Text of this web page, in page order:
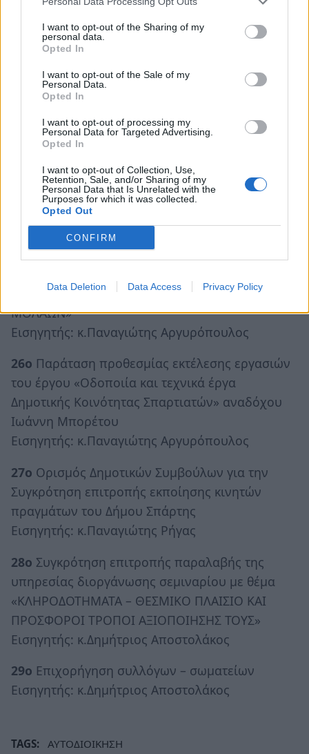
I want to opt-out of the Sharing of my
personal data.
Opted In
I want to opt-out of the Sale of my
Personal Data.
Opted In
I want to opt-out of processing my
Personal Data for Targeted Advertising.
Opted In
I want to opt-out of Collection, Use,
Retention, Sale, and/or Sharing of my
Personal Data that Is Unrelated with the
Purposes for which it was collected.
Opted Out
CONFIRM
Data Deletion Data Access Privacy Policy
Εσωτερικής Λειτουργίας του ΚΑΠΗ, των
παραρτημάτων του και των Λεσχών Φιλίας του
Εισηγητής: κ.Θεμιστοκλής Πατσιλίβας
Έγκριση παράτασης προθεσμίας για την
Υπηρεσία υποέργου [3]:ΤΕΧΝΙΚΟΣ ΣΥΜΒΟΥΛΟΣ
ΓΙΑ ΤΟ ΕΡΓΟ «ΚΑΤΑΣΚΕΥΗ ΕΡΓΩΝ ΑΠΟΧΕΤΕΥΣΗΣ
ΚΑΙ ΕΠΕΞΕΡΓΑΣΙΑΣ ΛΥΜΑΤΩΝ ΣΚΑΛΑΣ ΛΑΚΩΝΙΑΣ»
ΟΠΣ: 300800.
Εισηγητής: κ.Παναγιώτης Αργυρόπουλος
25οΈγκριση παράτασης προθεσμίας για την
«ΑΠΟΧΕΤΕΥΣΗ ΚΑΙ ΕΠΕΞΕΡΓΑΣΙΑ ΛΥΜΑΤΩΝ
ΜΟΛΑΩΝ»
Εισηγητής: κ.Παναγιώτης Αργυρόπουλος
26ο Παράταση προθεσμίας εκτέλεσης εργασιών
του έργου «Οδοποιία και τεχνικά έργα
Δημοτικής Κοινότητας Σπαρτιατών» αναδόχου
Ιωάννη Μπορέτου
Εισηγητής: κ.Παναγιώτης Αργυρόπουλος
27ο Ορισμός Δημοτικών Συμβούλων για την
Συγκρότηση επιτροπής εκποίησης κινητών
πραγμάτων του Δήμου Σπάρτης
Εισηγητής: κ.Παναγιώτης Ρήγας
28ο Συγκρότηση επιτροπής παραλαβής της
υπηρεσίας διοργάνωσης σεμιναρίου με θέμα
«ΚΛΗΡΟΔΟΤΗΜΑΤΑ – ΘΕΣΜΙΚΟ ΠΛΑΙΣΙΟ ΚΑΙ
ΠΡΟΣΦΟΡΟΙ ΤΡΟΠΟΙ ΑΞΙΟΠΟΙΗΣΗΣ ΤΟΥΣ»
Εισηγητής: κ.Δημήτριος Αποστολάκος
29ο Επιχορήγηση συλλόγων – σωματείων
Εισηγητής: κ.Δημήτριος Αποστολάκος
TAGS: ΑΥΤΟΔΙΟΙΚΗΣΗ